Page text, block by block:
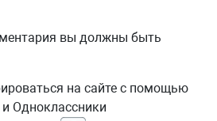
вы должны быть
на сайте с помощью
Одноклассники